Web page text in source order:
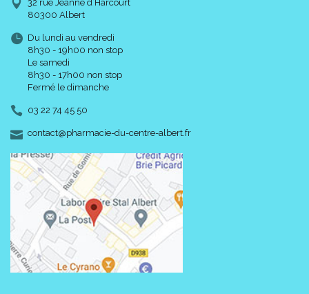
32 rue Jeanne d’Harcourt
80300 Albert
Du lundi au vendredi
8h30 - 19h00 non stop
Le samedi
8h30 - 17h00 non stop
Fermé le dimanche
03 22 74 45 50
contact-
@-
pharmacie-du-centre-albert.fr